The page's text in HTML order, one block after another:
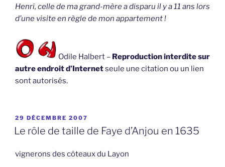
Henri, celle de ma grand-mère a disparu il y a 11 ans lors
d’une visite en règle de mon appartement !
Odile Halbert – Reproduction interdite sur
autre endroit d’Internetseule une citation ou un lien
sont autorisés.
PUBLIÉ
LE
29 DÉCEMBRE 2007
Le rôle de taille de Faye d’Anjou en 1635
vignerons des côteaux du Layon